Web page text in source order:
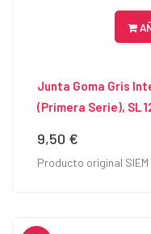
Junta Goma Gris
(primera Serie), SL
Precio
9,50 €
Producto original SIEM